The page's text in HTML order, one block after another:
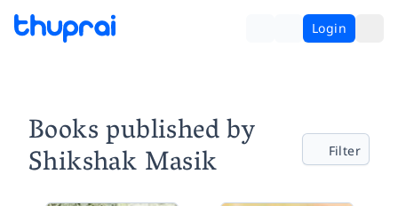
Login
Books published by
Shikshak Masik Filter